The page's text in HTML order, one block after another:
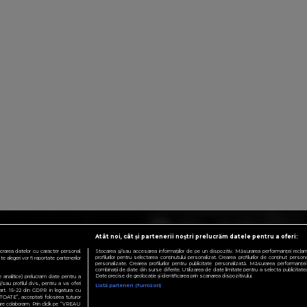
datelor cu caracter personal.
alegeri vor fi raportate partenerilor
prelucram date pentru a
profilul dvs., pentru a va oferi
15-22 din GDPR in legatura cu
TOATE”, acceptati folosirea tuturor
colaboram. Prin click pe “VREAU
Atât noi, cât și partenerii noștri prelucrăm datele pentru a oferi:
Stocarea și/sau accesarea informațiilor de pe un dispozitiv. Măsurarea performanței
profilurilor pentru selectarea conținutului personalizat. Crearea profilurilor de conținut
personalizate. Crearea profilurilor pentru publicitate personalizată. Măsurarea
combinații de date din surse diferite. Utilizarea de date limitate pentru a selecta
Date precise de geolocație și identificarea prin scanarea dispozitivului.
Listă parteneri (furnizori)